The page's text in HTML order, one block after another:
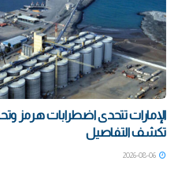
الإمارات تتحدى اضطرابات هرمز
تكشف التفاصيل